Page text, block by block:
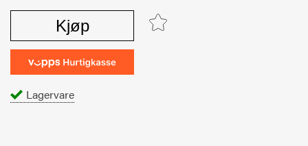
Kjøp
Lagervare